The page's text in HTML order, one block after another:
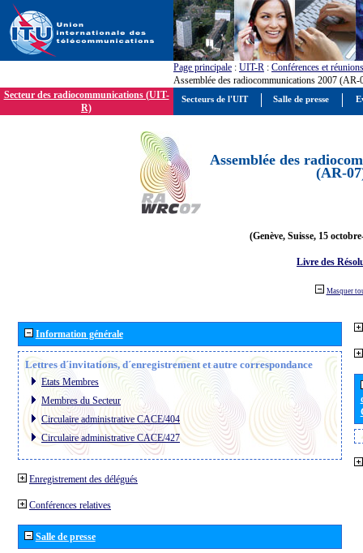
Page principale : UIT-R : Conférences et réunions
Assemblée des radiocommunications 2007 (AR-
Secteur des radiocommunications (UIT-
R)
Assemblée des
(AR-
(Genève, Suisse, 15
Livre des
Masquer
Information générale
Lettres d´invitations, d´enregistrement et autre correspondance
Etats Membres
Membres du Secteur
Circulaire administrative CACE/404
Circulaire administrative CACE/427
Enregistrement des délégués
Conférences relatives
Salle de presse
Secteurs de l'UIT Salle de presse